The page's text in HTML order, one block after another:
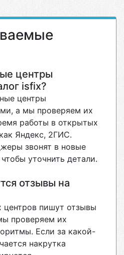
центры
isfix?
центры
а мы проверяем их
работы в открытых
Яндекс, 2ГИС.
звонят в новые
уточнить детали.
отзывы на
центров пишут отзывы
проверяем их
Если за какой-
накрутка